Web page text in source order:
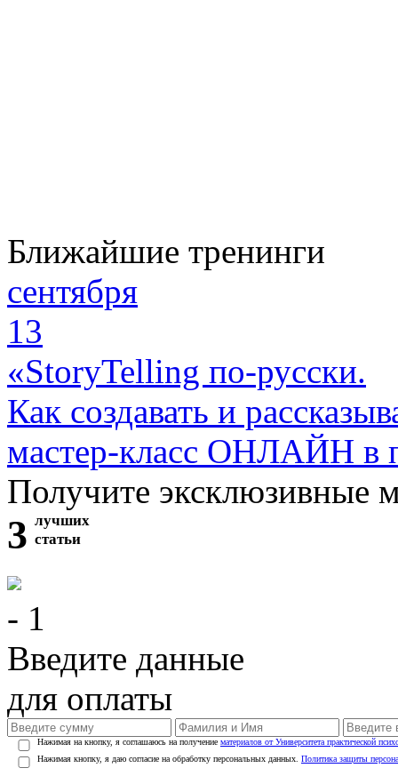
Ближайшие тренинги
сентября
13
«StoryTelling по-русски.
Как создавать и
мастер-класс ОНЛАЙН в
Получите эксклюзивные
3 лучших
статьи
- 1
Введите данные
для оплаты
Нажимая на кнопку, я соглашаюсь на получение материалов от Университета практической
Нажимая кнопку, я даю согласие на обработку персональных данных. Политика защиты